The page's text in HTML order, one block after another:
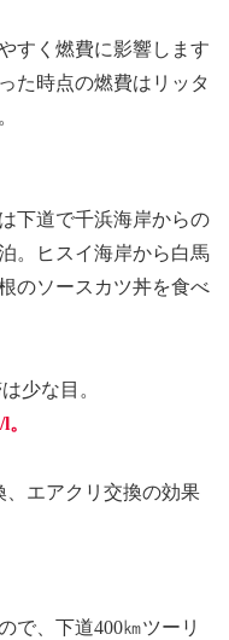
すく燃費に影響します
た時点の燃費はリッタ
下道で千浜海岸からの
。ヒスイ海岸から白馬
のソースカツ丼を食べ
少な目。
エアクリ交換の効果
で、下道400㎞ツーリ